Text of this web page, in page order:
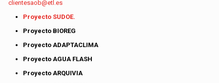
clientesaob@etl.es
Proyecto SUDOE.
Proyecto BIOREG
Proyecto ADAPTACLIMA
Proyecto AGUA FLASH
Proyecto ARQUIVIA